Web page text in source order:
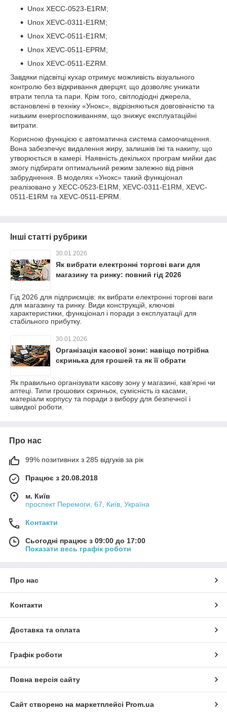
Unox XECC-0523-E1RM;
Unox XEVC-0311-E1RM;
Unox XEVC-0511-E1RM;
Unox XEVC-0511-EPRM;
Unox XEVC-0511-EZRM.
Завдяки підсвітці кухар отримує можливість візуального
контролю без відкривання дверцят, що дозволяє уникати
втрати тепла та пари. Крім того, світлодіодні джерела,
встановлені в техніку «Унокс», відрізняються довговічністю та
низьким енергоспоживанням, що знижує експлуатаційні
витрати.
Корисною функцією є автоматична система самоочищення.
Вона забезпечує видалення жиру, залишків їжі та накипу, що
утворюється в камері. Наявність декількох програм мийки дає
змогу підбирати оптимальний режим залежно від рівня
забруднення. В моделях «Унокс» такий функціонал
реалізовано у XECC-0523-E1RM, XEVC-0311-E1RM, XEVC-
0511-E1RM та XEVC-0511-EPRM.
Інші статті рубрики
30.01.2026
Як вибрати електронні торгові ваги для
магазину та ринку: повний гід 2026
Гід 2026 для підприємців: як вибрати електронні торгові ваги
для магазину та ринку. Види конструкцій, ключові
характеристики, функціонал і поради з експлуатації для
стабільного прибутку.
30.01.2026
Організація касової зони: навіщо потрібна
скринька для грошей та як її обрати
Як правильно організувати касову зону у магазині, кав’ярні чи
аптеці. Типи грошових скриньок, сумісність із касами,
матеріали корпусу та поради з вибору для безпечної і
швидкої роботи.
Про нас
99% позитивних з 285 відгуків за рік
Працює з 20.08.2018
м. Київ
проспект Перемоги, 67, Київ, Україна
Контакти
Сьогодні працює з 09:00 до 17:00
Показати весь графік роботи
Про нас
Контакти
Доставка та оплата
Графік роботи
Повна версія сайту
Сайт створено на маркетплейсі Prom.ua